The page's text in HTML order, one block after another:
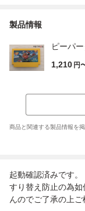
製品情報
ピーパ
1,210 円
商品と関連する製品情報を
起動確認済みです。
すり替え防止の為
んのでご了承の上ご